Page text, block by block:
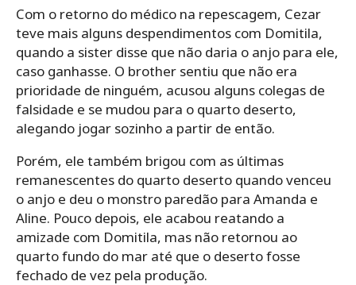
Com o retorno do médico na repescagem, Cezar
teve mais alguns despendimentos com Domitila,
quando a sister disse que não daria o anjo para ele,
caso ganhasse. O brother sentiu que não era
prioridade de ninguém, acusou alguns colegas de
falsidade e se mudou para o quarto deserto,
alegando jogar sozinho a partir de então.
Porém, ele também brigou com as últimas
remanescentes do quarto deserto quando venceu
o anjo e deu o monstro paredão para Amanda e
Aline. Pouco depois, ele acabou reatando a
amizade com Domitila, mas não retornou ao
quarto fundo do mar até que o deserto fosse
fechado de vez pela produção.